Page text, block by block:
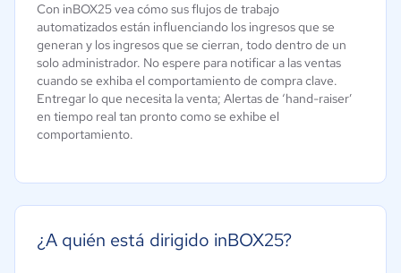
Con inBOX25 vea cómo sus flujos de trabajo
automatizados están influenciando los ingresos que se
generan y los ingresos que se cierran, todo dentro de un
solo administrador. No espere para notificar a las ventas
cuando se exhiba el comportamiento de compra clave.
Entregar lo que necesita la venta; Alertas de ‘hand-raiser’
en tiempo real tan pronto como se exhibe el
comportamiento.
¿A quién está dirigido inBOX25?